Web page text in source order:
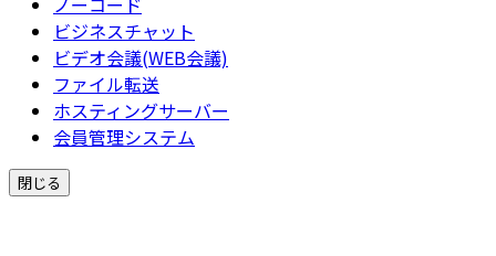
ビジネスチャット
ビデオ会議(WEB会議)
ファイル転送
ホスティングサーバー
会員管理システム
閉じる